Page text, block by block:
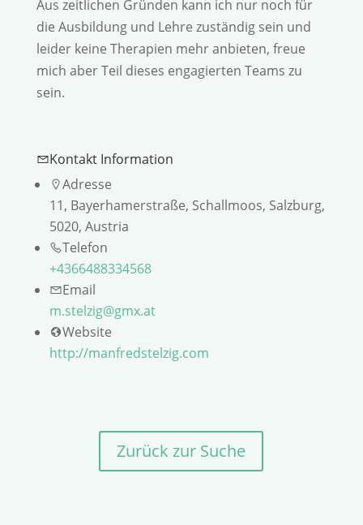
Aus zeitlichen Gründen kann ich nur noch für
die Ausbildung und Lehre zuständig sein und
leider keine Therapien mehr anbieten, freue
mich aber Teil dieses engagierten Teams zu
sein.
Kontakt Information
Adresse
11, Bayerhamerstraße, Schallmoos, Salzburg,
5020, Austria
Telefon
+4366488334568
Email
m.stelzig@gmx.at
Website
http://manfredstelzig.com
Zurück zur Suche